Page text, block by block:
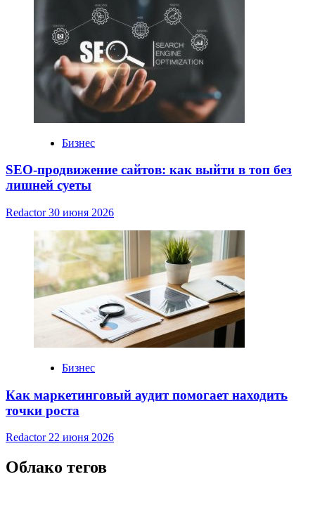
Бизнес
SEO-продвижение сайтов: как выйти в топ без
лишней суеты
Redactor30 июня 2026
Бизнес
Как маркетинговый аудит помогает находить
точки роста
Redactor22 июня 2026
Облако тегов